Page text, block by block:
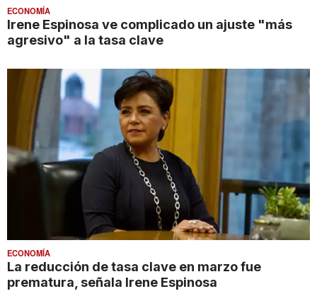
ECONOMÍA
Irene Espinosa ve complicado un ajuste "más
agresivo" a la tasa clave
ECONOMÍA
La reducción de tasa clave en marzo fue
prematura, señala Irene Espinosa